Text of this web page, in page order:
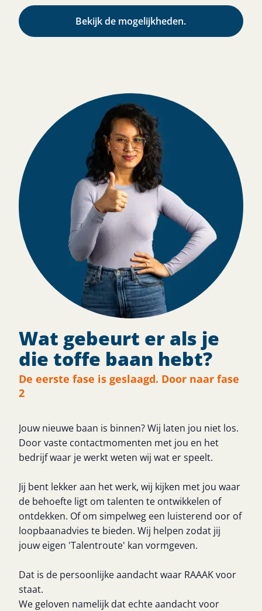
Bekijk de mogelijkheden.
Wat gebeurt er als je
die toffe baan hebt?
De eerste fase is geslaagd. Door naar fase
2
Jouw nieuwe baan is binnen? Wij laten jou niet los.
Door vaste contactmomenten met jou en het
bedrijf waar je werkt weten wij wat er speelt.
Jij bent lekker aan het werk, wij kijken met jou waar
de behoefte ligt om talenten te ontwikkelen of
ontdekken. Of om simpelweg een luisterend oor of
loopbaanadvies te bieden. Wij helpen zodat jij
jouw eigen 'Talentroute' kan vormgeven.
Dat is de persoonlijke aandacht waar RAAAK voor
staat.
We geloven namelijk dat echte aandacht voor